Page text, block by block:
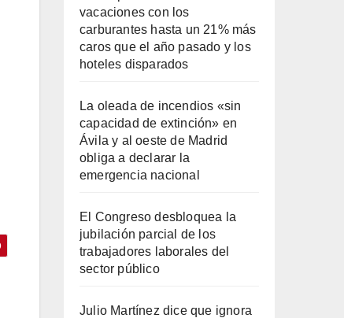
vacaciones con los
carburantes hasta un 21% más
caros que el año pasado y los
hoteles disparados
La oleada de incendios «sin
capacidad de extinción» en
Ávila y al oeste de Madrid
obliga a declarar la
emergencia nacional
El Congreso desbloquea la
jubilación parcial de los
trabajadores laborales del
sector público
Julio Martínez dice que ignora